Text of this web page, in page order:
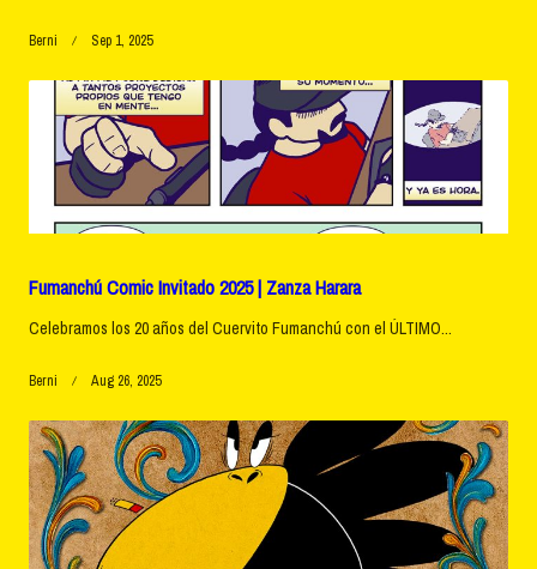
Berni Sep 1, 2025
Fumanchú Comic Invitado 2025 | Zanza Harara
Celebramos los 20 años del Cuervito Fumanchú con el ÚLTIMO...
Berni Aug 26, 2025